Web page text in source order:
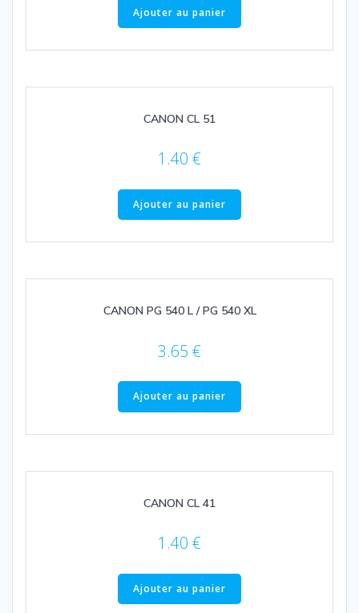
Ajouter au panier
CANON CL 51
1.40 €
Ajouter au panier
CANON PG 540 L / PG 540 XL
3.65 €
Ajouter au panier
CANON CL 41
1.40 €
Ajouter au panier